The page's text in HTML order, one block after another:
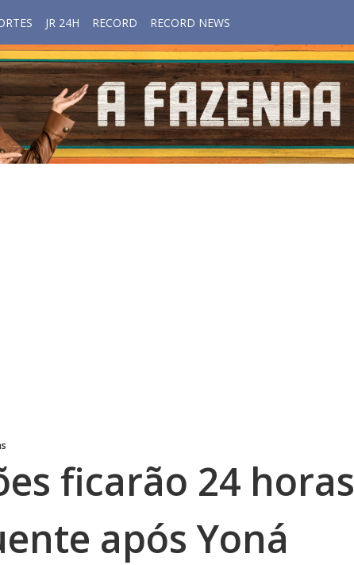
JR 24H RECORD RECORD NEWS
ficarão 24 horas
após Yoná